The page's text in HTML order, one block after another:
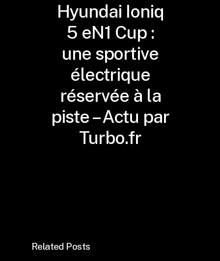
Hyundai Ioniq
5 eN1 Cup :
une sportive
électrique
réservée à la
piste – Actu par
Turbo.fr
Related Posts